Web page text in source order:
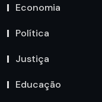
Economia
Política
Justiça
Educação